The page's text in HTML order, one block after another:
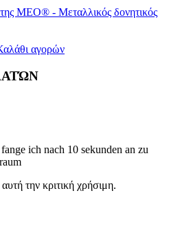
αγορών
ich nach 10 sekunden an zu
την κριτική χρήσιμη.